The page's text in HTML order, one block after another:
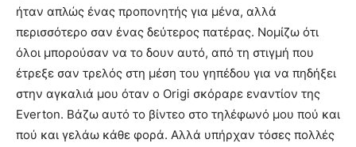
ήταν απλώς ένας προπονητής για μένα, αλλά
περισσότερο σαν ένας δεύτερος πατέρας. Νομίζω ότι
όλοι μπορούσαν να το δουν αυτό, από τη στιγμή που
έτρεξε σαν τρελός στη μέση του γηπέδου για να πηδήξει
στην αγκαλιά μου όταν ο Origi σκόραρε εναντίον της
Everton. Βάζω αυτό το βίντεο στο τηλέφωνό μου πού και
πού και γελάω κάθε φορά. Αλλά υπήρχαν τόσες πολλές